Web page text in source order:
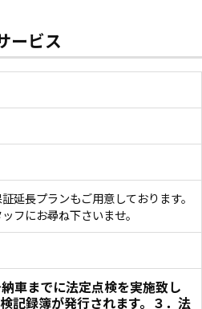
ービス
延長プランもご用意しております。
フにお尋ね下さいませ。
車までに法定点検を実施致し
記録簿が発行されます。３．法